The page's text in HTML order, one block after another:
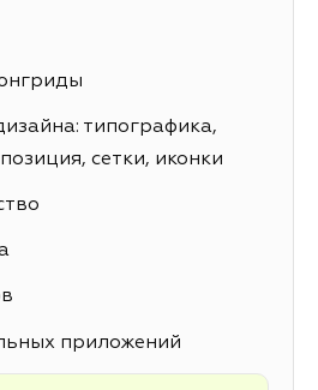
типографика,
сетки, иконки
приложений